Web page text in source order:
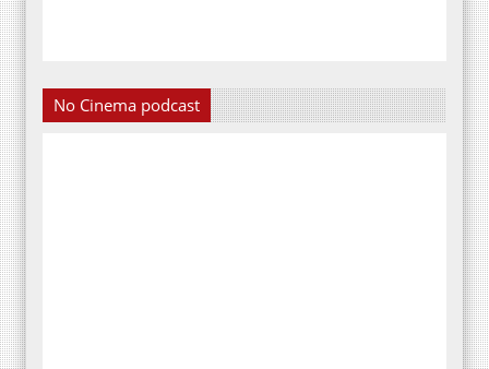
No Cinema podcast